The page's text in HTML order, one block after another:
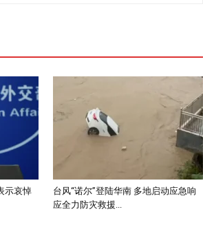
示哀悼
台风“诺尔”登陆华南 多地启动应急响
应全力防灾救援...